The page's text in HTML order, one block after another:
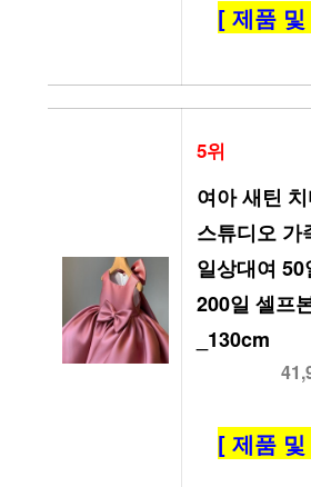
[ 제품
5위
여아 새틴
스튜디오 가
일상대여
200일 셀프
_130cm
[ 제품